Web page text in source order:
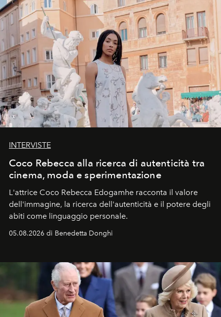
INTERVISTE
Coco Rebecca alla ricerca di autenticità tra
cinema, moda e sperimentazione
L'attrice Coco Rebecca Edogamhe racconta il valore
dell'immagine, la ricerca dell'autenticità e il potere degli
abiti come linguaggio personale.
05.08.2026 di Benedetta Donghi